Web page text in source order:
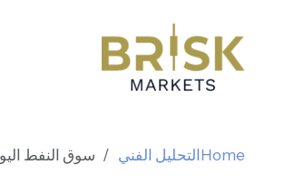
Homeالتحليل الفني سوق النفط